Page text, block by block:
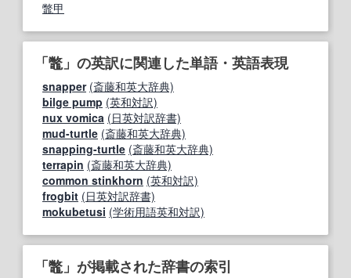
鼈甲
「鼈」の英訳に関連した単語・英語表現
snapper (斎藤和英大辞典)
bilge pump (英和対訳)
nux vomica (日英対訳辞書)
mud-turtle (斎藤和英大辞典)
snapping-turtle (斎藤和英大辞典)
terrapin (斎藤和英大辞典)
common stinkhorn (英和対訳)
frogbit (日英対訳辞書)
mokubetusi (学術用語英和対訳)
「鼈」が掲載された辞書の索引